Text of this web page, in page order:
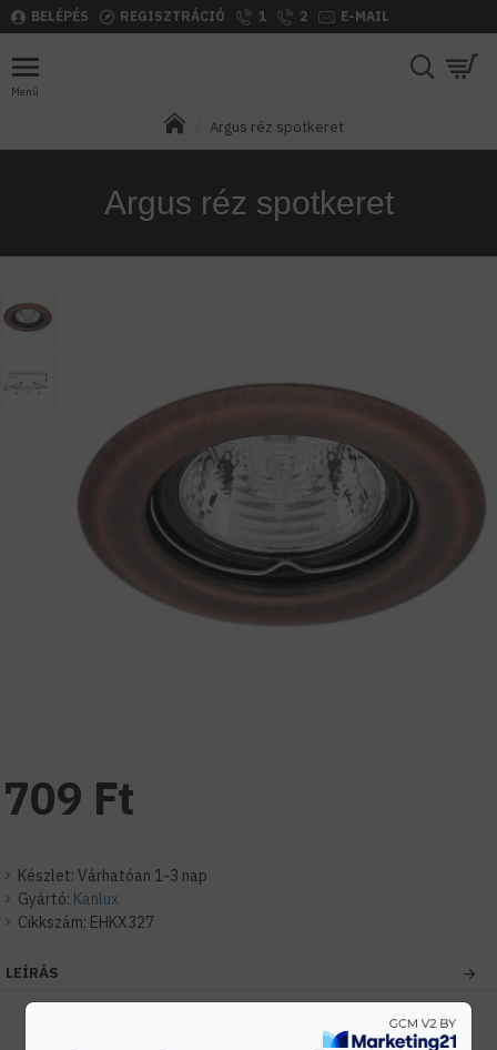
BELÉPÉS REGISZTRÁCIÓ 1 2 E-MAIL
Argus réz spotkeret
Argus réz spotkeret
Készlet: Várhatóan 1-3 nap
Gyártó: Kanlux
Cikkszám: EHKX327
709 Ft
LEÍRÁS